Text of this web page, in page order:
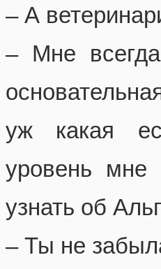
– А
– Мне
уж какая
уровень мне
узнать об
– Ты не